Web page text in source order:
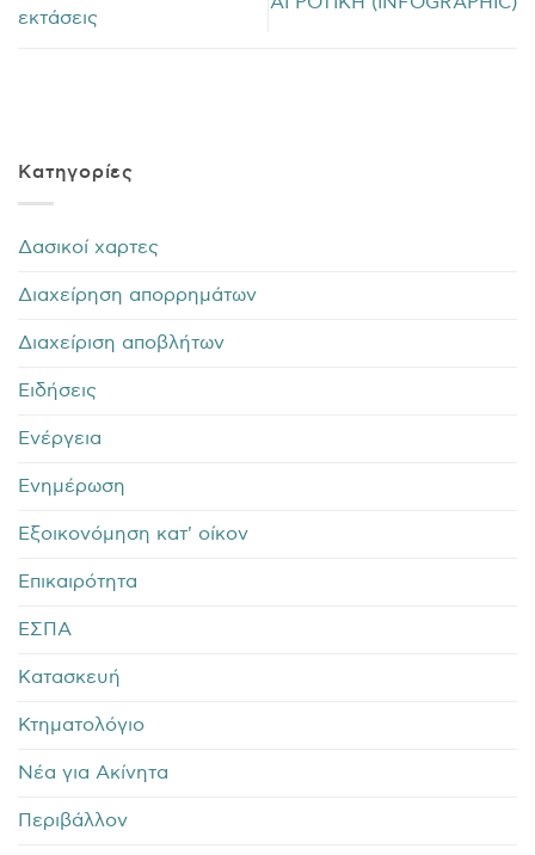
εκτάσεις
Kατηγορίες
Δασικοί χαρτες
Διαχείρηση απορρημάτων
Διαχείριση αποβλήτων
Ειδήσεις
Ενέργεια
Ενημέρωση
Εξοικονόμηση κατ' οίκον
Επικαιρότητα
ΕΣΠΑ
Κατασκευή
Κτηματολόγιο
Νέα για Ακίνητα
Περιβάλλον